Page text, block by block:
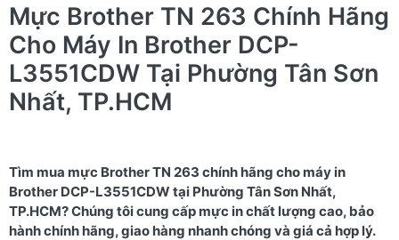
Mực Brother TN 263 Chính Hãng
Cho Máy In Brother DCP-
L3551CDW Tại Phường Tân Sơn
Nhất, TP.HCM
Tìm mua mực Brother TN 263 chính hãng cho máy in
Brother DCP-L3551CDW tại Phường Tân Sơn Nhất,
TP.HCM? Chúng tôi cung cấp mực in chất lượng cao, bảo
hành chính hãng, giao hàng nhanh chóng và giá cả hợp lý.